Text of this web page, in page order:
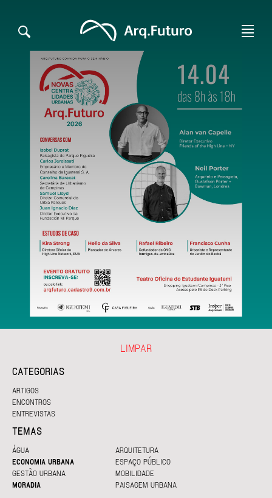
CATEGORIAS
ARTIGOS
ENCONTROS
ENTREVISTAS
TEMAS
ÁGUA
ARQUITETURA
ECONOMIA URBANA
ESPAÇO PÚBLICO
GESTÃO URBANA
MOBILIDADE
MORADIA
PAISAGEM URBANA
LIMPAR